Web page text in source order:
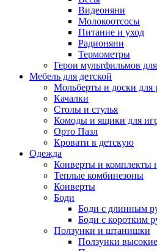
Видеоняни
Молокоотсосы
Питание и уход
Радионяни
Термометры
Герои мультфильмов
Мебель для детской
Мольберты и доски для
Качалки
Столы и стулья
Комоды и ящики для
Орто Пазл
Кровати в детскую
Одежда
Конверты и комплекты
Теплые комбинезоны
Конверты
Боди
Боди с длинным
Боди с коротким
Ползунки и штанишки
Ползунки высокие